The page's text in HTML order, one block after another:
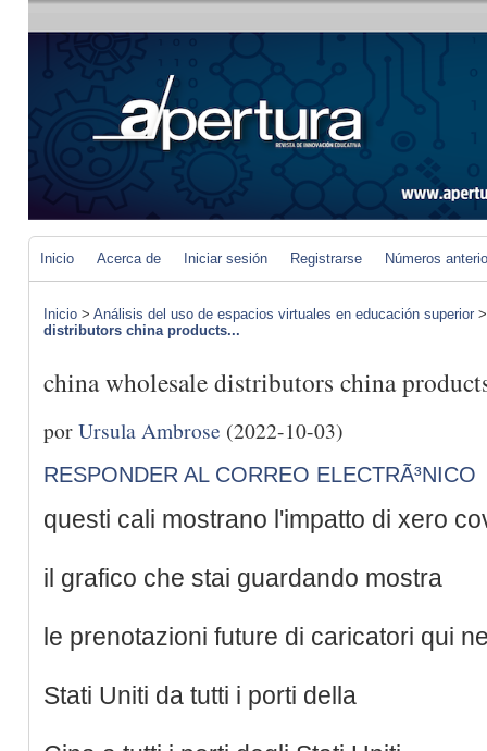
Inicio Acerca de Iniciar sesión Registrarse Números
Inicio > Análisis del uso de espacios virtuales en educación superior
distributors china products...
china wholesale distributors china
porUrsula Ambrose (2022-10-03)
RESPONDER AL CORREO ELECTRÃ³NICO
questi cali mostrano l'impatto di xero
il grafico che stai guardando mostra
le prenotazioni future di caricatori qui
Stati Uniti da tutti i porti della